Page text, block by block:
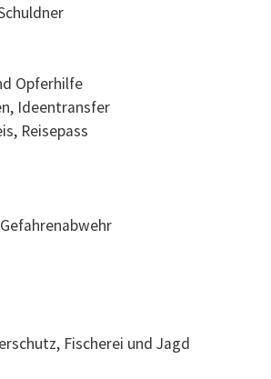
Opferhilfe
Ideentransfer
Reisepass
Fischerei und Jagd